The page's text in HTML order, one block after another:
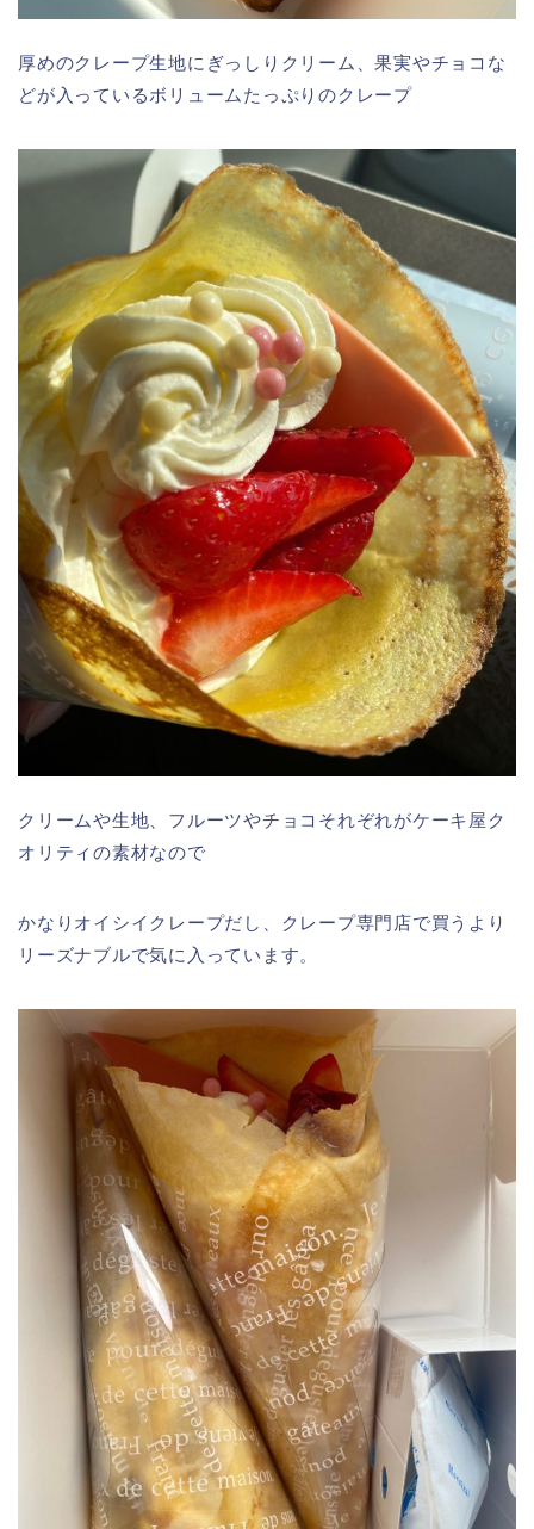
厚めのクレープ生地にぎっしりクリーム、果実やチョコな
どが入っているボリュームたっぷりのクレープ
クリームや生地、フルーツやチョコそれぞれがケーキ屋ク
オリティの素材なので
かなりオイシイクレープだし、クレープ専門店で買うより
リーズナブルで気に入っています。